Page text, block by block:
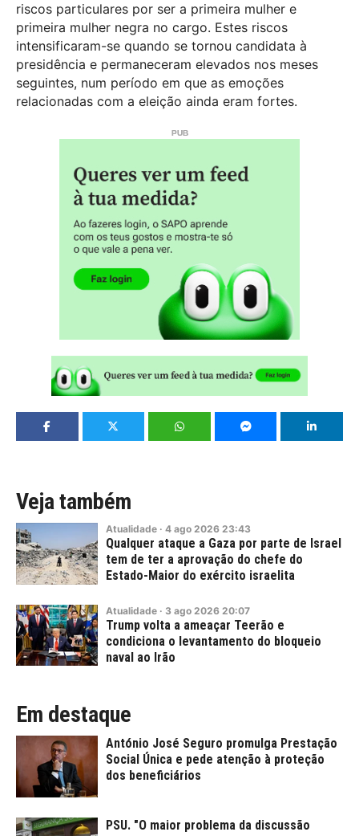
riscos particulares por ser a primeira mulher e
primeira mulher negra no cargo. Estes riscos
intensificaram-se quando se tornou candidata à
presidência e permaneceram elevados nos meses
seguintes, num período em que as emoções
relacionadas com a eleição ainda eram fortes.
Veja também
Atualidade · 4 ago 2026 23:43
Qualquer ataque a Gaza por parte de Israel
tem de ter a aprovação do chefe do
Estado-Maior do exército israelita
Atualidade · 3 ago 2026 20:07
Trump volta a ameaçar Teerão e
condiciona o levantamento do bloqueio
naval ao Irão
Em destaque
António José Seguro promulga Prestação
Social Única e pede atenção à proteção
dos beneficiários
PSU. "O maior problema da discussão